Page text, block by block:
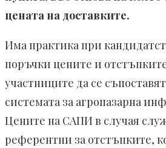
цената на доставките.
Има практика при
поръчки цените и
участниците да се
системата за агропазарна
Цените на САПИ в случая
референтни за отстъпките,